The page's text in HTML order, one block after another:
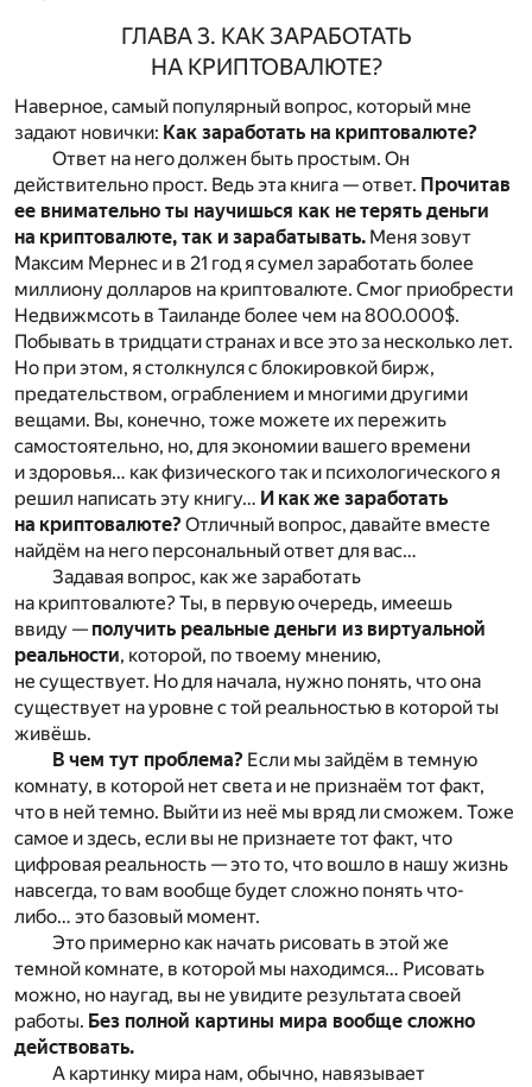
ГЛАВА 3. КАК ЗАРАБОТАТЬ
НА КРИПТОВАЛЮТЕ?
Наверное, самый популярный вопрос, который мне
задают новички: Как заработать на криптовалюте?
Ответ на него должен быть простым. Он
действительно прост. Ведь эта книга — ответ. Прочитав
ее внимательно ты научишься как не терять деньги
на криптовалюте, так и зарабатывать. Меня зовут
Максим Мернес и в 21 год я сумел заработать более
миллиону долларов на криптовалюте. Смог приобрести
Недвижмсоть в Таиланде более чем на 800.000$.
Побывать в тридцати странах и все это за несколько лет.
Но при этом, я столкнулся с блокировкой бирж,
предательством, ограблением и многими другими
вещами. Вы, конечно, тоже можете их пережить
самостоятельно, но, для экономии вашего времени
и здоровья… как физического так и психологического я
решил написать эту книгу… И как же заработать
на криптовалюте? Отличный вопрос, давайте вместе
найдём на него персональный ответ для вас…
Задавая вопрос, как же заработать
на криптовалюте? Ты, в первую очередь, имеешь
ввиду — получить реальные деньги из виртуальной
реальности, которой, по твоему мнению,
не существует. Но для начала, нужно понять, что она
существует на уровне с той реальностью в которой ты
живёшь.
В чем тут проблема? Если мы зайдём в темную
комнату, в которой нет света и не признаём тот факт,
что в ней темно. Выйти из неё мы вряд ли сможем. Тоже
самое и здесь, если вы не признаете тот факт, что
цифровая реальность — это то, что вошло в нашу жизнь
навсегда, то вам вообще будет сложно понять что-
либо… это базовый момент.
Это примерно как начать рисовать в этой же
темной комнате, в которой мы находимся… Рисовать
можно, но наугад, вы не увидите результата своей
работы. Без полной картины мира вообще сложно
действовать.
А картинку мира нам, обычно, навязывает